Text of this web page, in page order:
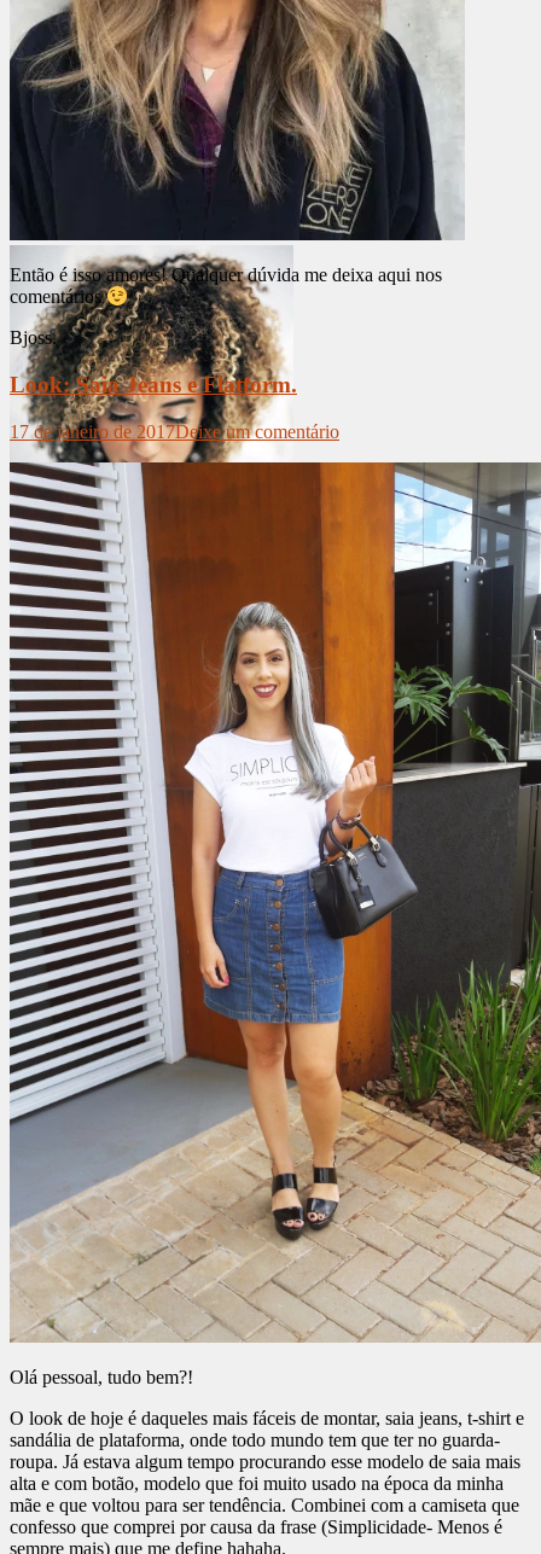
Então é isso amores! Qualquer dúvida me deixa aqui nos
comentários
Bjoss.
Look: Saia Jeans e Flatform.
17 de janeiro de 2017Deixe um comentário
Olá pessoal, tudo bem?!
O look de hoje é daqueles mais fáceis de montar, saia jeans, t-shirt e
sandália de plataforma, onde todo mundo tem que ter no guarda-
roupa. Já estava algum tempo procurando esse modelo de saia mais
alta e com botão, modelo que foi muito usado na época da minha
mãe e que voltou para ser tendência. Combinei com a camiseta que
confesso que comprei por causa da frase (Simplicidade- Menos é
sempre mais) que me define hahaha.